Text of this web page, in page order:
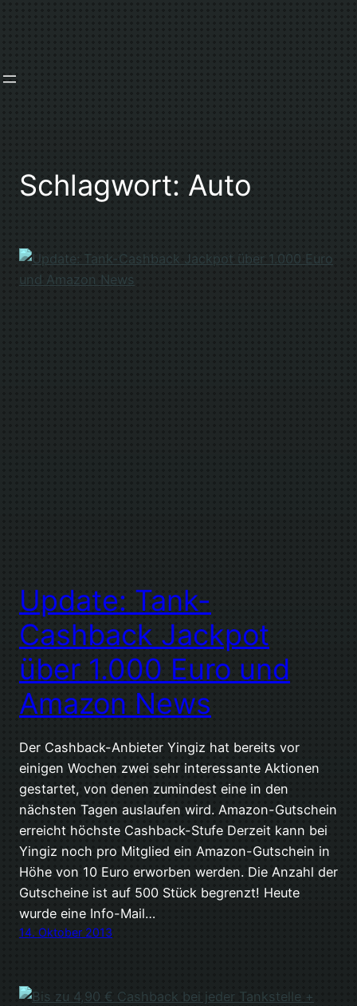
Schlagwort: Auto
Update: Tank-
Cashback Jackpot
über 1.000 Euro und
Amazon News
Der Cashback-Anbieter Yingiz hat bereits vor
einigen Wochen zwei sehr interessante Aktionen
gestartet, von denen zumindest eine in den
nächsten Tagen auslaufen wird. Amazon-Gutschein
erreicht höchste Cashback-Stufe Derzeit kann bei
Yingiz noch pro Mitglied ein Amazon-Gutschein in
Höhe von 10 Euro erworben werden. Die Anzahl der
Gutscheine ist auf 500 Stück begrenzt! Heute
wurde eine Info-Mail…
14. Oktober 2013